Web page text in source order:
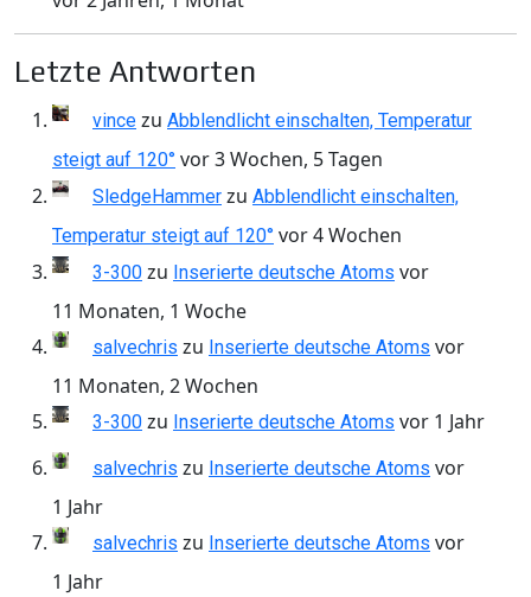
Letzte Antworten
vince zu Abblendlicht einschalten, Temperatur
steigt auf 120° vor 3 Wochen, 5 Tagen
SledgeHammer zu Abblendlicht einschalten,
Temperatur steigt auf 120° vor 4 Wochen
3-300 zu Inserierte deutsche Atoms vor
11 Monaten, 1 Woche
salvechris zu Inserierte deutsche Atoms vor
11 Monaten, 2 Wochen
3-300 zu Inserierte deutsche Atoms vor 1 Jahr
salvechris zu Inserierte deutsche Atoms vor
1 Jahr
salvechris zu Inserierte deutsche Atoms vor
1 Jahr